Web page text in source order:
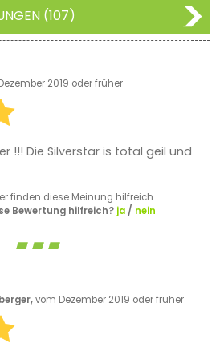
(107)
2019 oder früher
!!! Die Silverstar is total geil und
finden diese Meinung hilfreich.
Bewertung hilfreich? ja/ nein
vom Dezember 2019 oder früher